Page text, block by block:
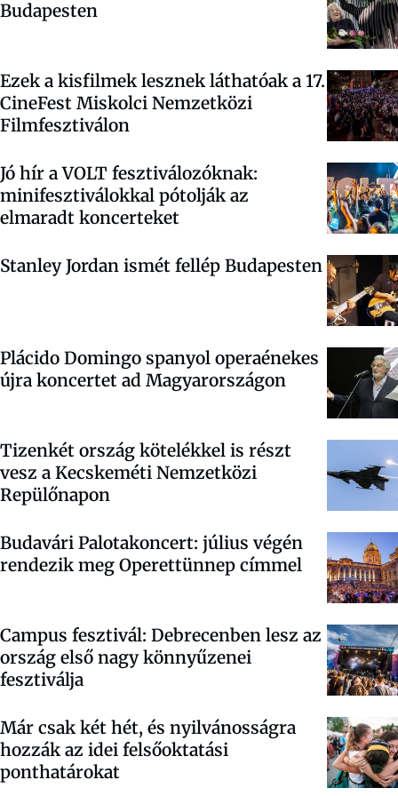
Budapesten
Ezek a kisfilmek lesznek láthatóak a 17.
CineFest Miskolci Nemzetközi
Filmfesztiválon
Jó hír a VOLT fesztiválozóknak:
minifesztiválokkal pótolják az
elmaradt koncerteket
Stanley Jordan ismét fellép Budapesten
Plácido Domingo spanyol operaénekes
újra koncertet ad Magyarországon
Tizenkét ország kötelékkel is részt
vesz a Kecskeméti Nemzetközi
Repülőnapon
Budavári Palotakoncert: július végén
rendezik meg Operettünnep címmel
Campus fesztivál: Debrecenben lesz az
ország első nagy könnyűzenei
fesztiválja
Már csak két hét, és nyilvánosságra
hozzák az idei felsőoktatási
ponthatárokat